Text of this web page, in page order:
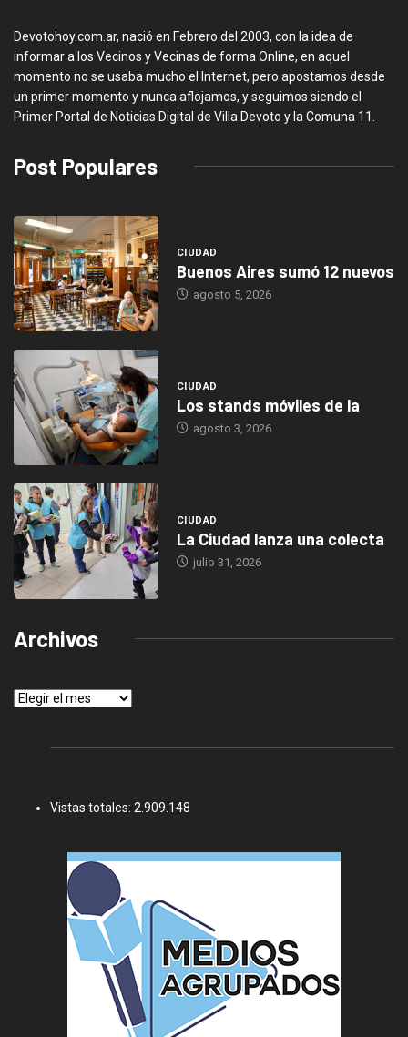
Devotohoy.com.ar, nació en Febrero del 2003, con la idea de
informar a los Vecinos y Vecinas de forma Online, en aquel
momento no se usaba mucho el Internet, pero apostamos desde
un primer momento y nunca aflojamos, y seguimos siendo el
Primer Portal de Noticias Digital de Villa Devoto y la Comuna 11.
Post Populares
CIUDAD
Buenos Aires sumó 12 nuevos
agosto 5, 2026
CIUDAD
Los stands móviles de la
agosto 3, 2026
CIUDAD
La Ciudad lanza una colecta
julio 31, 2026
Archivos
Archivos
Vistas totales: 2.909.148